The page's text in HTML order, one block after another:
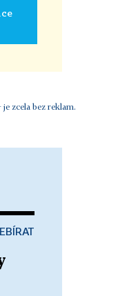
zcela bez reklam.